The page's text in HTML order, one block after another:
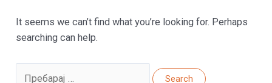
It seems we can’t find what you’re looking for. Perhaps
searching can help.